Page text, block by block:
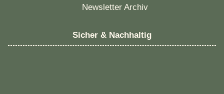
Newsletter Archiv
Sicher & Nachhaltig